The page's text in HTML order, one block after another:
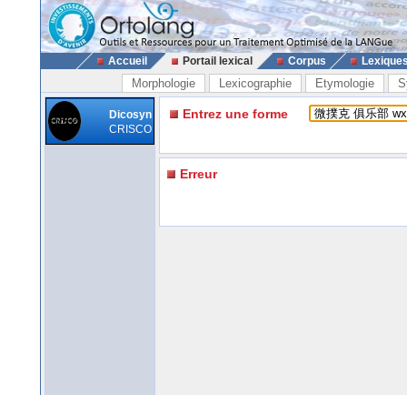
Accueil Portail lexical Corpus
Morphologie Lexicographie Etymologie
Dicosyn
CRISCO
Entrez une forme
Erreur